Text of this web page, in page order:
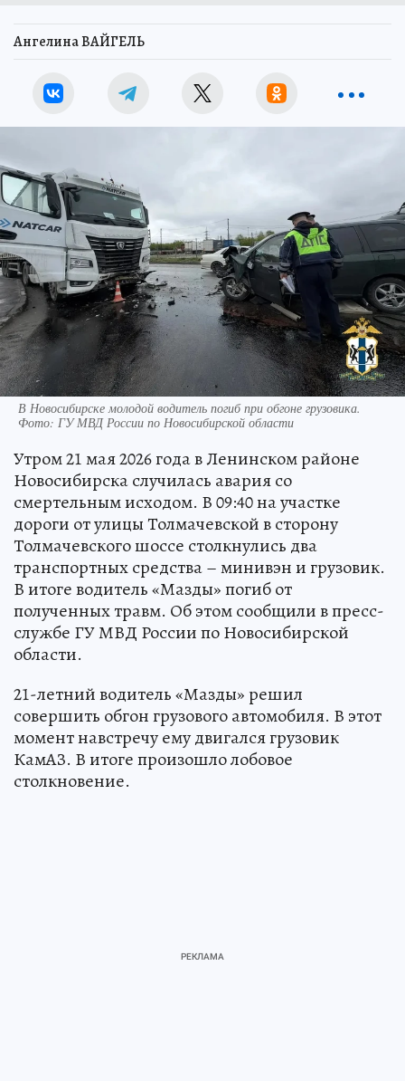
Ангелина ВАЙГЕЛЬ
В Новосибирске молодой водитель погиб при обгоне грузовика.
Фото: ГУ МВД России по Новосибирской области
Утром 21 мая 2026 года в Ленинском районе
Новосибирска случилась авария со
смертельным исходом. В 09:40 на участке
дороги от улицы Толмачевской в сторону
Толмачевского шоссе столкнулись два
транспортных средства – минивэн и грузовик.
В итоге водитель «Мазды» погиб от
полученных травм. Об этом сообщили в пресс-
службе ГУ МВД России по Новосибирской
области.
21-летний водитель «Мазды» решил
совершить обгон грузового автомобиля. В этот
момент навстречу ему двигался грузовик
КамАЗ. В итоге произошло лобовое
столкновение.